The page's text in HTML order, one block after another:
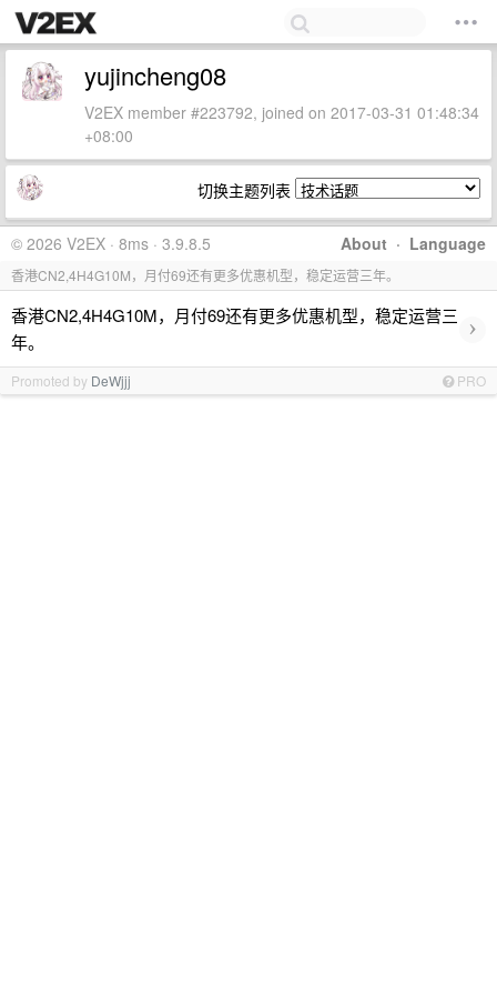
yujincheng08
V2EX member #223792, joined on 2017-03-31 01:48:34
+08:00
切换主题列表
About · Language
© 2026 V2EX · 8ms · 3.9.8.5
香港CN2,4H4G10M，月付69还有更多优惠机型，稳定运营三年。
香港CN2,4H4G10M，月付69还有更多优惠机型，稳定运营三
年。
›
Promoted by DeWjjj PRO